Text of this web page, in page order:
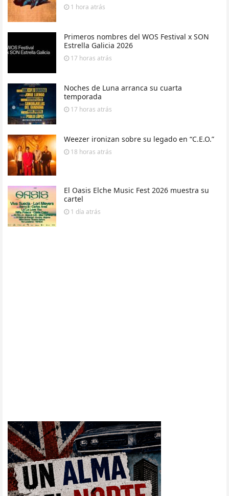
1 hora atrás
Primeros nombres del WOS Festival x SON
Estrella Galicia 2026
17 horas atrás
Noches de Luna arranca su cuarta
temporada
17 horas atrás
Weezer ironizan sobre su legado en “C.E.O.”
18 horas atrás
El Oasis Elche Music Fest 2026 muestra su
cartel
1 día atrás